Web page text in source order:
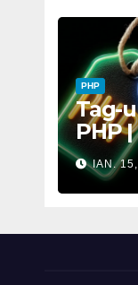
PHP
Tag-
PHP
IAN.